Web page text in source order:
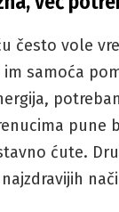
često vole
samoća
pune
ćute.